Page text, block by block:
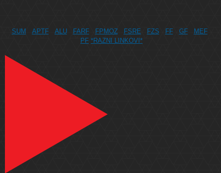
SUM APTF ALU FARF FPMOZ FSRE FZS FF GF
MEF
PF *RAZNI LINKOVI*